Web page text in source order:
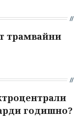
трамвайни
годишно?